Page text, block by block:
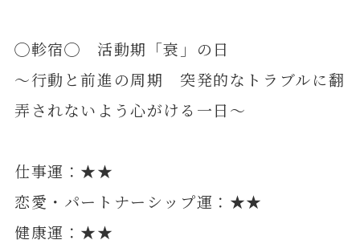
◯軫宿◯ 活動期「衰」の日
～行動と前進の周期 突発的なトラブルに翻
弄されないよう心がける一日～
仕事運：★★
恋愛・パートナーシップ運：★★
健康運：★★